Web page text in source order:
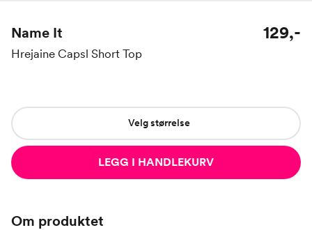
Name It
Hrejaine Capsl Short Top
129,-
Velg størrelse
LEGG I HANDLEKURV
Om produktet